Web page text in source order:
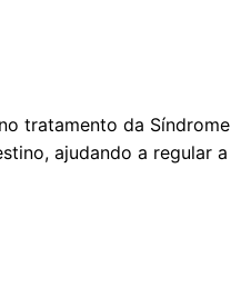
tratamento da
ajudando a regular